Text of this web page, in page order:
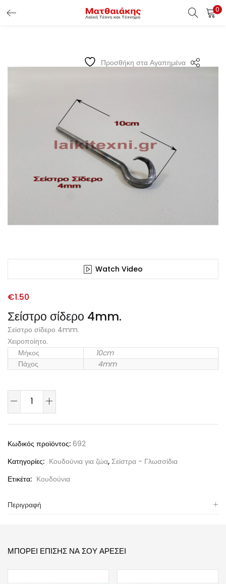
0
Προσθήκη στα Αγαπημένα
Watch Video
Σείστρο σίδερο 4mm.
€1.50
Σείστρο σίδερο 4mm.
Χειροποίητο.
Μήκος
10cm
Πάχος
4mm
Κωδικός προϊόντος: 692
Κατηγορίες: Κουδούνια για ζώα, Σείστρα - Γλωσσίδια
Ετικέτα: Κουδούνια
Περιγραφή
ΜΠΟΡΕΊ ΕΠΊΣΗΣ ΝΑ ΣΟΥ ΑΡΈΣΕΙ
ΕΊΣΟΔΟΣ ΠΕΛΑΤΏΝ
Υπενθύμιση κωδικού
Είσοδος Πελατών
Χάσατε τον κωδικό σας ?